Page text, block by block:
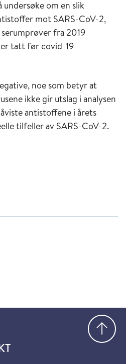
om en slik
mot SARS-CoV-2,
serumprøver fra 2019
tatt før covid-19-
noe som betyr at
ikke gir utslag i analysen
antistoffene i årets
tilfeller av SARS-CoV-2.